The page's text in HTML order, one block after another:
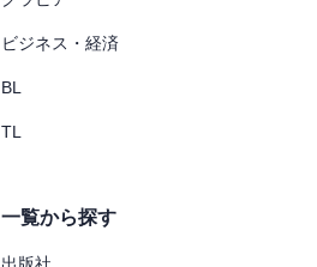
ビジネス・経済
BL
TL
一覧から探す